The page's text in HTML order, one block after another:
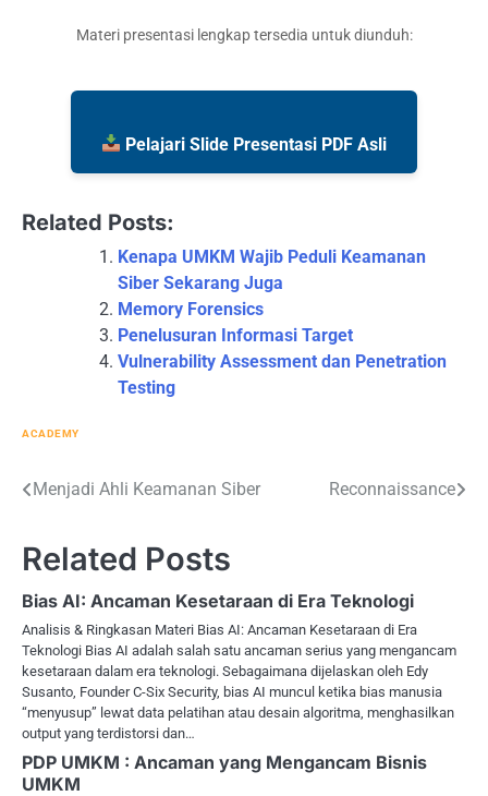
Materi presentasi lengkap tersedia untuk diunduh:
Pelajari Slide Presentasi PDF Asli
Related Posts:
Kenapa UMKM Wajib Peduli Keamanan
Siber Sekarang Juga
Memory Forensics
Penelusuran Informasi Target
Vulnerability Assessment dan Penetration
Testing
ACADEMY
Post
Menjadi Ahli Keamanan Siber Reconnaissance
Related Posts
Bias AI: Ancaman Kesetaraan di Era Teknologi
Analisis & Ringkasan Materi Bias AI: Ancaman Kesetaraan di Era
Teknologi Bias AI adalah salah satu ancaman serius yang mengancam
kesetaraan dalam era teknologi. Sebagaimana dijelaskan oleh Edy
Susanto, Founder C-Six Security, bias AI muncul ketika bias manusia
“menyusup” lewat data pelatihan atau desain algoritma, menghasilkan
output yang terdistorsi dan…
PDP UMKM : Ancaman yang Mengancam Bisnis
UMKM